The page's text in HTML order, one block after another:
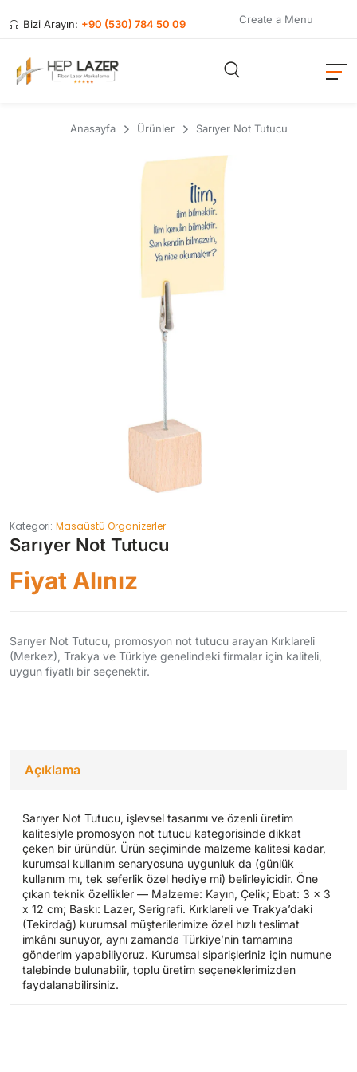
Bizi Arayın: +90 (530) 784 50 09 Create a Menu
Anasayfa Ürünler Sarıyer Not Tutucu
Kategori: Masaüstü Organizerler
Sarıyer Not Tutucu
Fiyat Alınız
Sarıyer Not Tutucu, promosyon not tutucu arayan Kırklareli
(Merkez), Trakya ve Türkiye genelindeki firmalar için kaliteli,
uygun fiyatlı bir seçenektir.
Açıklama
Sarıyer Not Tutucu, işlevsel tasarımı ve özenli üretim
kalitesiyle promosyon not tutucu kategorisinde dikkat
çeken bir üründür. Ürün seçiminde malzeme kalitesi kadar,
kurumsal kullanım senaryosuna uygunluk da (günlük
kullanım mı, tek seferlik özel hediye mi) belirleyicidir. Öne
çıkan teknik özellikler — Malzeme: Kayın, Çelik; Ebat: 3 x 3
x 12 cm; Baskı: Lazer, Serigrafi. Kırklareli ve Trakya’daki
(Tekirdağ) kurumsal müşterilerimize özel hızlı teslimat
imkânı sunuyor, aynı zamanda Türkiye’nin tamamına
gönderim yapabiliyoruz. Kurumsal siparişleriniz için numune
talebinde bulunabilir, toplu üretim seçeneklerimizden
faydalanabilirsiniz.